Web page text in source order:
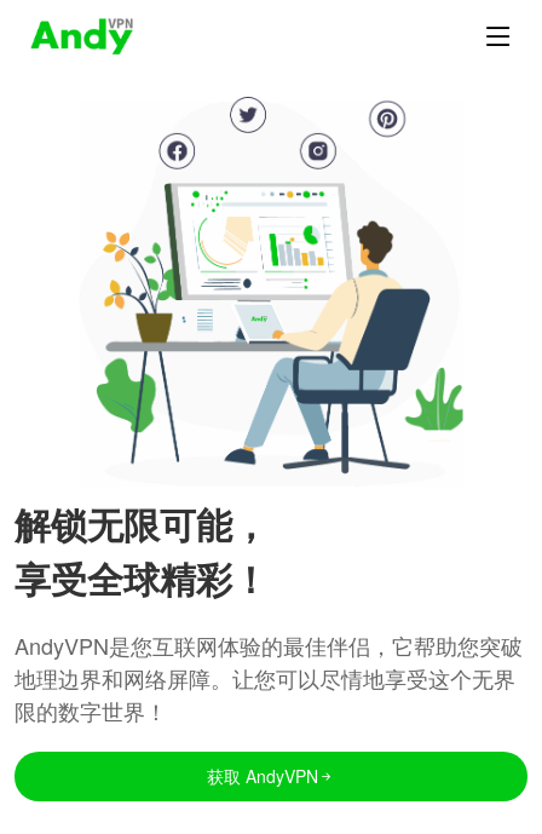
解锁无限可能，
享受全球精彩！
AndyVPN是您互联网体验的最佳伴侣，它帮助您突破
地理边界和网络屏障。让您可以尽情地享受这个无界
限的数字世界！
获取 AndyVPN